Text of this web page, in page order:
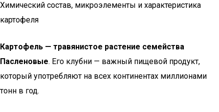
Химический состав, микроэлементы и характеристика
картофеля
Картофель — травянистое растение семейства
Пасленовые. Его клубни — важный пищевой продукт,
который употребляют на всех континентах миллионами
тонн в год.